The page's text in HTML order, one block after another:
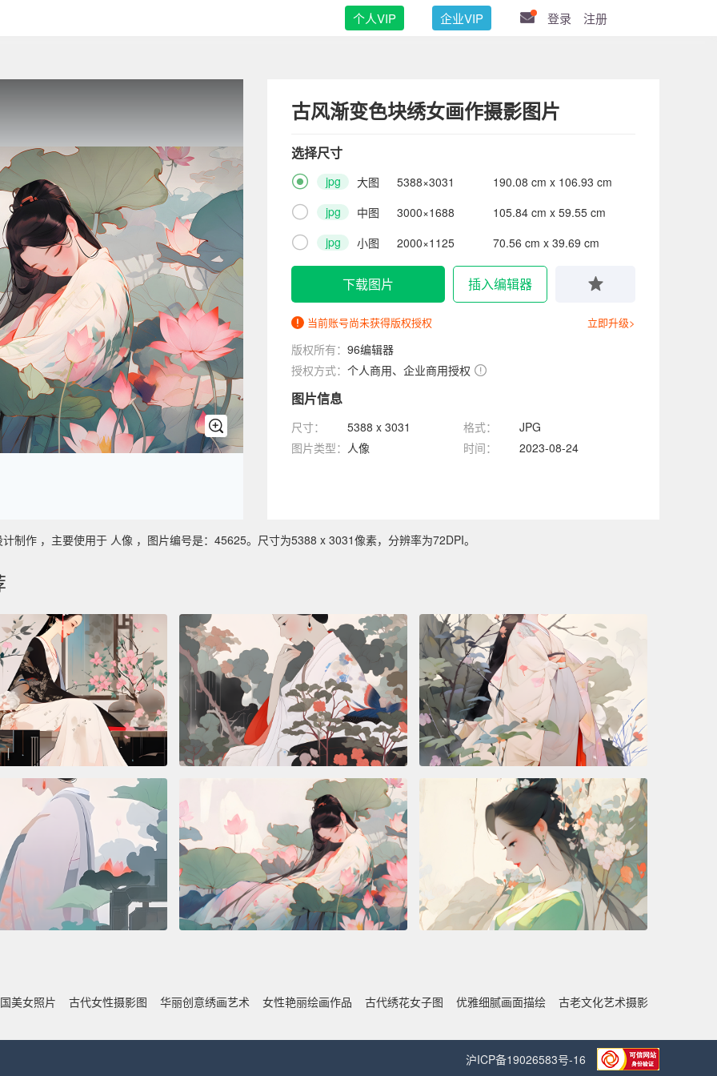
个人VIP 企业VIP 登录 注册
古风渐变色块绣女画作摄影图片
选择尺寸
 jpg 大图 5388×3031 190.08 cm x 106.93 cm
 jpg 中图 3000×1688 105.84 cm x 59.55 cm
 jpg 小图 2000×1125 70.56 cm x 39.69 cm
下载图片 插入编辑器
当前账号尚未获得版权授权 立即升级>
版权所有： 96编辑器
授权方式： 个人商用、企业商用授权
图片信息
尺寸： 5388 x 3031 格式：
JPG
图片类型： 人像 时间： 2023-08-24
制作 ，主要使用于 人像 ，图片编号是：45625。尺寸为5388 x 3031像素，分辨率为72DPI。
美女照片 古代女性摄影图 华丽创意绣画艺术 女性艳丽绘画作品 古代绣花女子图 优雅细腻画面描绘 古老文化艺术摄影
沪ICP备19026583号-16